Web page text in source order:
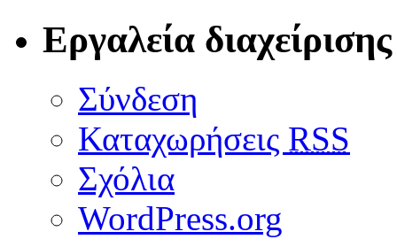
Εργαλεία διαχείρισης
Σύνδεση
Καταχωρήσεις RSS
Σχόλια
WordPress.org